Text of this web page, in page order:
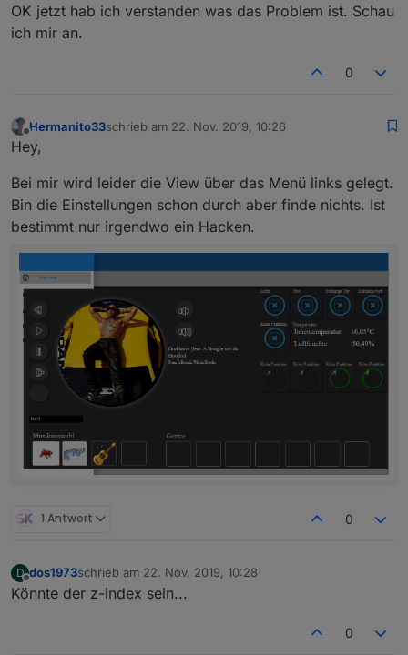
OK jetzt hab ich verstanden was das Problem ist. Schau
ich mir an.
0
Hermanito33schrieb am 22. Nov. 2019, 10:26
zuletzt editiert von
Hey,
Bei mir wird leider die View über das Menü links gelegt.
Bin die Einstellungen schon durch aber finde nichts. Ist
bestimmt nur irgendwo ein Hacken.
1 Antwort 0
D
Offline
dos1973schrieb am 22. Nov. 2019, 10:28
zuletzt editiert von
Könnte der z-index sein...
0